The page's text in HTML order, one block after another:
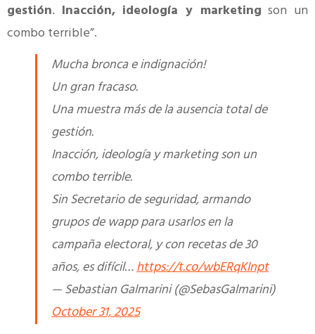
gestión. Inacción, ideología y marketing son un
combo terrible”.
Mucha bronca e indignación!
Un gran fracaso.
Una muestra más de la ausencia total de
gestión.
Inacción, ideología y marketing son un
combo terrible.
Sin Secretario de seguridad, armando
grupos de wapp para usarlos en la
campaña electoral, y con recetas de 30
años, es difícil…https://t.co/wbERqKInpt
— Sebastian Galmarini (@SebasGalmarini)
October 31, 2025